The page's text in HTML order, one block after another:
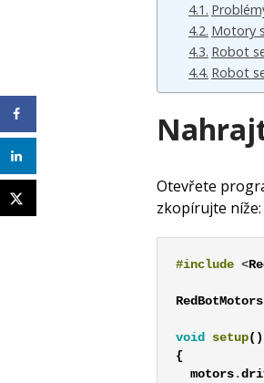
Motory
Robot
Robot
Otevřete
zkopírujte níže:
#include <
RedBotMotors
void setup( )
{
motors .